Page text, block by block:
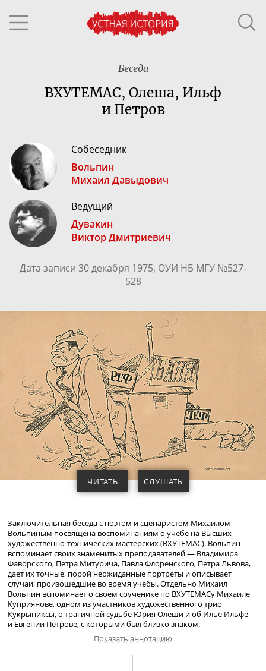
Беседа
ВХУТЕМАС, Олеша, Ильф
и Петров
Собеседник
Вольпин
Михаил Давыдович
Ведущий
Дувакин
Виктор Дмитриевич
Дата записи 30 декабря 1975, ОУИ НБ МГУ №527-
528
ЧИТАТЬ СЛУШАТЬ
Заключительная беседа с поэтом и сценаристом Михаилом
Вольпиным посвящена воспоминаниям о учебе на Высших
художественно-техническихмастерских (ВХУТЕМАС). Вольпин
вспоминает своих знаменитых преподавателей — Владимира
Фаворского, Петра Митурича, Павла Флоренского, Петра Львова,
дает их точные, порой неожиданные портреты и описывает
случаи, произошедшие во время учебы. Отдельно Михаил
Вольпин вспоминает о своем соученике по ВХУТЕМАСу Михаиле
Куприянове, одном из участников художественного трио
Кукрыниксы, о трагичной судьбе Юрия Олеши и об Илье Ильфе
и Евгении Петрове, с которыми был близко знаком.
Показать аннотацию